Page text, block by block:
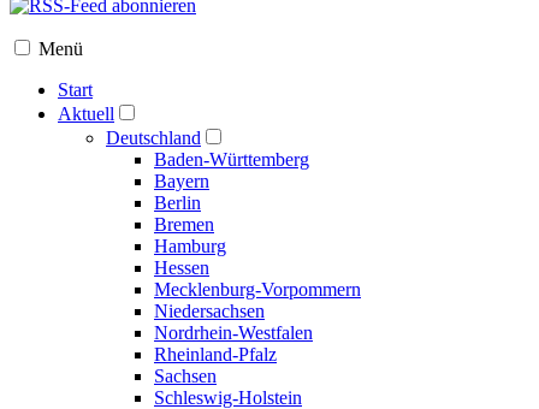
Menü
Start
Aktuell
Deutschland
Baden-Württemberg
Bayern
Berlin
Bremen
Hamburg
Hessen
Mecklenburg-Vorpommern
Niedersachsen
Nordrhein-Westfalen
Rheinland-Pfalz
Sachsen
Schleswig-Holstein